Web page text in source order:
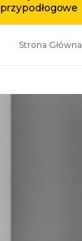
przypodłogowe
Strona Główna